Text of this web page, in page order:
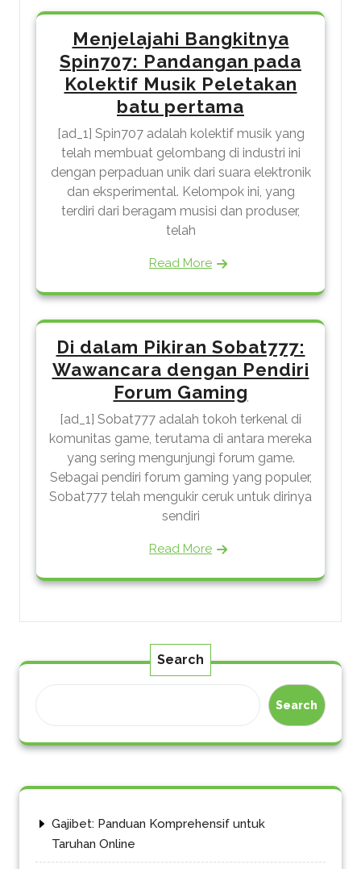
Menjelajahi Bangkitnya
Spin707: Pandangan pada
Kolektif Musik Peletakan
batu pertama
[ad_1] Spin707 adalah kolektif musik yang
telah membuat gelombang di industri ini
dengan perpaduan unik dari suara elektronik
dan eksperimental. Kelompok ini, yang
terdiri dari beragam musisi dan produser,
telah
Read More
Di dalam Pikiran Sobat777:
Wawancara dengan Pendiri
Forum Gaming
[ad_1] Sobat777 adalah tokoh terkenal di
komunitas game, terutama di antara mereka
yang sering mengunjungi forum game.
Sebagai pendiri forum gaming yang populer,
Sobat777 telah mengukir ceruk untuk dirinya
sendiri
Read More
Search
Search
Gajibet: Panduan Komprehensif untuk
Taruhan Online